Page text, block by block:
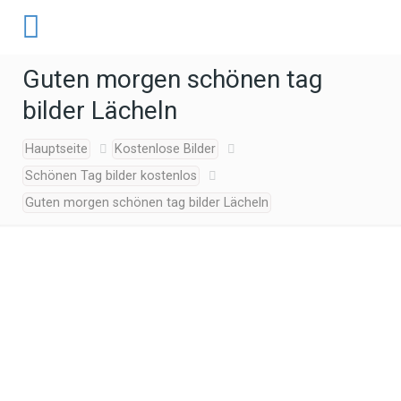
Guten morgen schönen tag
bilder Lächeln
Hauptseite
Kostenlose Bilder
Schönen Tag bilder kostenlos
Guten morgen schönen tag bilder Lächeln